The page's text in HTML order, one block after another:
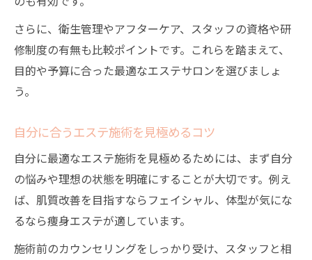
さらに、衛生管理やアフターケア、スタッフの資格や研
修制度の有無も比較ポイントです。これらを踏まえて、
目的や予算に合った最適なエステサロンを選びましょ
う。
自分に合うエステ施術を見極めるコツ
自分に最適なエステ施術を見極めるためには、まず自分
の悩みや理想の状態を明確にすることが大切です。例え
ば、肌質改善を目指すならフェイシャル、体型が気にな
るなら痩身エステが適しています。
施術前のカウンセリングをしっかり受け、スタッフと相